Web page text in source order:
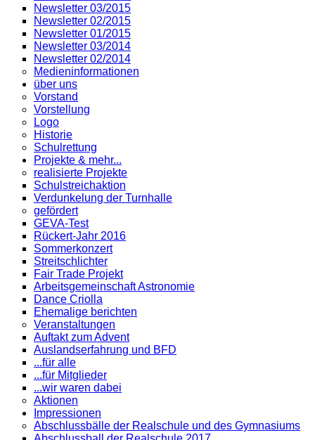
Newsletter 03/2015
Newsletter 02/2015
Newsletter 01/2015
Newsletter 03/2014
Newsletter 02/2014
Medieninformationen
über uns
Vorstand
Vorstellung
Logo
Historie
Schulrettung
Projekte & mehr...
realisierte Projekte
Schulstreichaktion
Verdunkelung der Turnhalle
gefördert
GEVA-Test
Rückert-Jahr 2016
Sommerkonzert
Streitschlichter
Fair Trade Projekt
Arbeitsgemeinschaft Astronomie
Dance Criolla
Ehemalige berichten
Veranstaltungen
Auftakt zum Advent
Auslandserfahrung und BFD
...für alle
...für Mitglieder
...wir waren dabei
Aktionen
Impressionen
Abschlussbälle der Realschule und des Gymnasiums